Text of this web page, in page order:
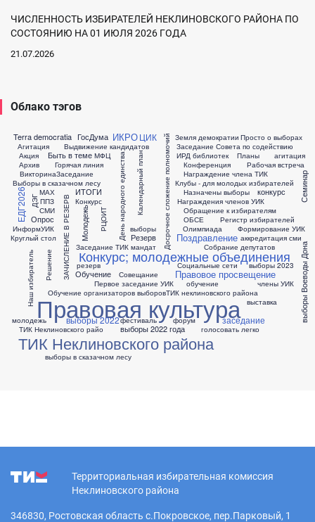
ЧИСЛЕННОСТЬ ИЗБИРАТЕЛЕЙ НЕКЛИНОВСКОГО РАЙОНА ПО
СОСТОЯНИЮ НА 01 ИЮЛЯ 2026 ГОДА
21.07.2026
Облако тэгов
Terra democratia
Агитация
Акция
Архив
Быть в теме
Викторина
Выборы в сказачном лесу
Выдвижение кандидатов
Горячая линия
ГосДума
ДЭГ День народного единства Досрочное сложение полномочий
ЕДГ2026 ЗАЧИСЛЕНИЕ В РЕЗЕРВ
Заседание
Заседание Совета по содействию
Заседание ТИК
Земля демократии
ИКРО
ИРД библиотек
ИТОГИ
ИнформУИК
Календарный план
Клубы - для молодых избирателей
Конкурс
Конкурс; молодежные объединения
Конференция
Круглый стол
МАХ
МФЦ
Молодежь
Награждение члена ТИК
Награждения членов УИК
Назначены выборы
Наш избиратель
ОБСЕ
Обращение к избирателям
Обучение
Обучение организаторов выборов
Олимпиада
Опрос
ППЗ
Первое заседание УИК
Планы
Поздравление
Правовая культура
Правовое просвещение
Просто о выборах
РЦОИТ
Рабочая встреча
Регистр избирателей
Резерв
Решение
СМИ
Семинар
Собрание депутатов
Совещание
Социальные сети
ТИК Неклиновского райо
ТИК Неклиновского района
ТИК неклиновского района
Формирование УИК
ЦИК
агитация
аккредитация сми
выборы
выборы 2022
выборы 2022 года
выборы 2023 выборы Воеводы Дона
выборы в сказачном лесу
выставка
голосовать легко
заседание
конкурс
мандат
молодежь
обучение
резерв
фестиваль форум
члены УИК
Территориальная избирательная комиссия
Неклиновского района
346830, Ростовская область с.Покровское, пер.Парковый, 1